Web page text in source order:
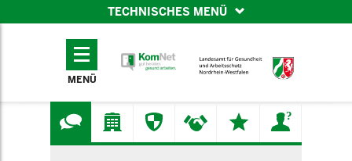
TECHNISCHES MENÜ
TECHNISCHES
MENÜ